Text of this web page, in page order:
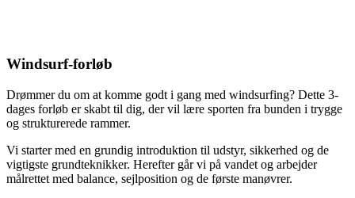
Windsurf-forløb
Drømmer du om at komme godt i gang med windsurfing? Dette 3-
dages forløb er skabt til dig, der vil lære sporten fra bunden i trygge
og strukturerede rammer.
Vi starter med en grundig introduktion til udstyr, sikkerhed og de
vigtigste grundteknikker. Herefter går vi på vandet og arbejder
målrettet med balance, sejlposition og de første manøvrer.